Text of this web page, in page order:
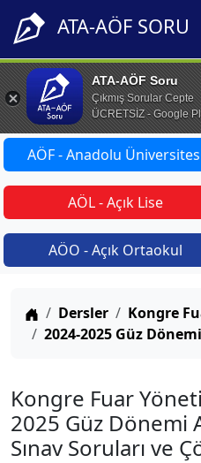
ATA-AÖF SORU
ATA-AÖF Soru
Çıkmış Sorular Cepte
ÜCRETSİZ - Google
AÖF - Anadolu
AÖL - Açık Lise
AÖO - Açık Ortaokul
Anasayfa
Dersler
Kongre
2024-2025 Güz
Kongre Fuar
2025 Güz Dönemi
Sınav Soruları ve